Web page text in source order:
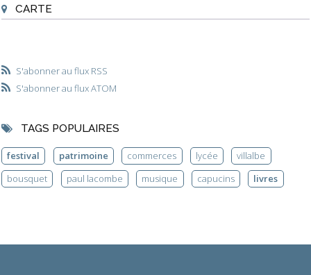
CARTE
S'abonner au flux RSS
S'abonner au flux ATOM
TAGS POPULAIRES
festival patrimoine commerces lycée
villalbe
bousquet
paul lacombe musique capucins livres